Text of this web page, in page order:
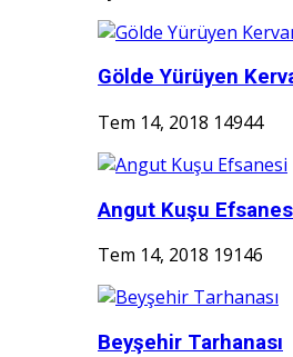
Gölde Yürüyen
Tem 14, 2018 14944
Angut Kuşu
Tem 14, 2018 19146
Beyşehir Tarhanası